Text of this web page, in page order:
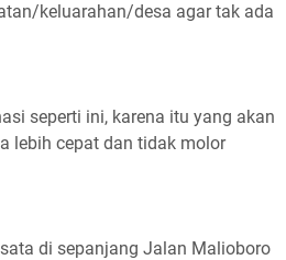
keluarahan/desa agar tak ada
seperti ini, karena itu yang akan
lebih cepat dan tidak molor
di sepanjang Jalan Malioboro